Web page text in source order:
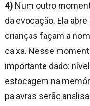
4) Num outro
da evocação. Ela
crianças façam a
caixa. Nesse
importante dado:
estocagem na
palavras serão